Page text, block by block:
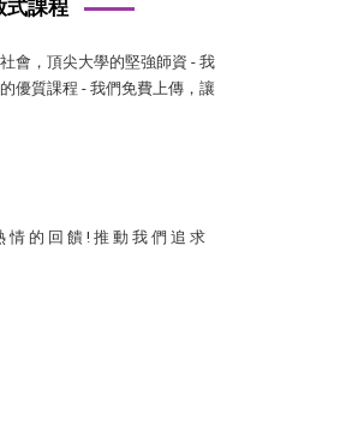
式課程
會，頂尖大學的堅強師資 - 我
優質課程 - 我們免費上傳，讓
情 的 回 饋 ! 推 動 我 們 追 求